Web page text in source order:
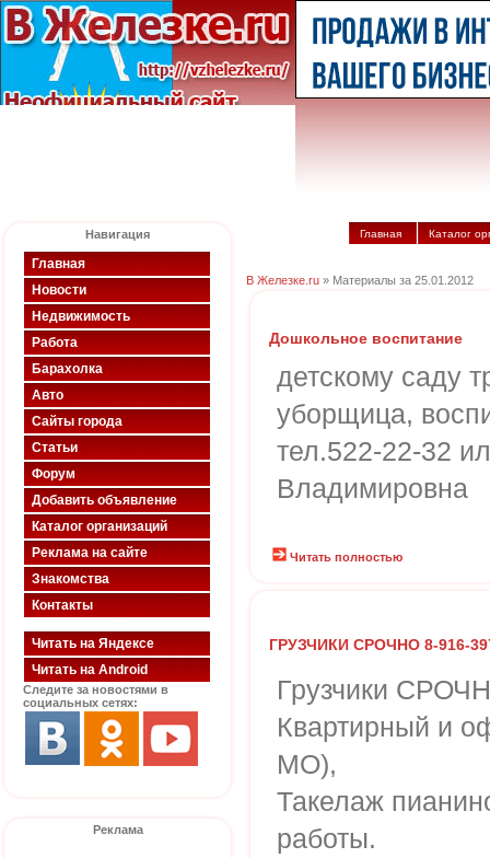
Навигация
Главная
Новости
Недвижимость
Работа
Барахолка
Авто
Сайты города
Статьи
Форум
Добавить объявление
Каталог организаций
Реклама на сайте
Знакомства
Контакты
Читать на Яндексе
Читать на Android
Следите за новостями в
социальных сетях:
Реклама
Главная Каталог
В Железке.ru » Материалы за 25.01.2012
Дошкольное воспитание
детскому саду
уборщица,
тел.522-22-32
Владимировна
Читать полностью
ГРУЗЧИКИ СРОЧНО 8-916-
Грузчики
Квартирный и
МО),
Такелаж
работы.